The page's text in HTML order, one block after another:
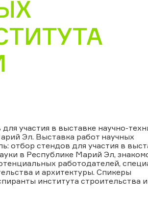
участия в выставке научно-
Эл. Выставка работ научных
отбор стендов для участия в
в Республике Марий Эл,
работодателей,
и архитектуры. Спикеры
института строительства и